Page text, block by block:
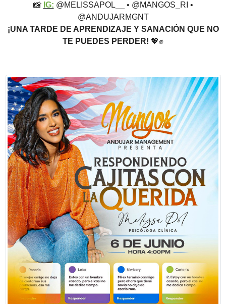
📸 IG: @MELISSAPOL__ • @MANGOS_RI •
@ANDUJARMGNT
¡UNA TARDE DE APRENDIZAJE Y SANACIÓN QUE NO
TE PUEDES PERDER! 💖✊